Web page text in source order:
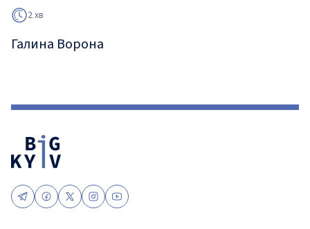
2 хв
Галина Ворона